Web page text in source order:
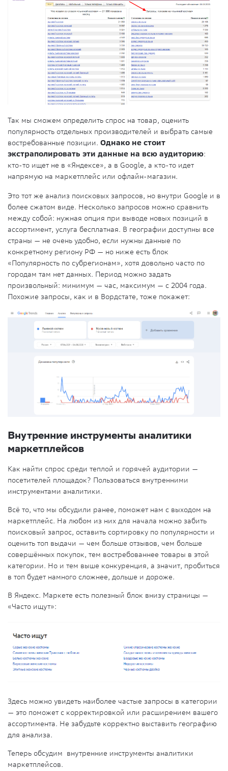
Так мы сможем определить спрос на товар, оценить
популярность отдельных производителей и выбрать самые
востребованные позиции. Однако не стоит
экстраполировать эти данные на всю аудиторию:
кто-то ищет не в «Яндексе», а в Google, а кто-то идет
напрямую на маркетплейс или офлайн-магазин.
Это тот же анализ поисковых запросов, но внутри Google и в
более сжатом виде. Несколько запросов можно сравнить
между собой: нужная опция при выводе новых позиций в
ассортимент, услуга бесплатная. В географии доступны все
страны — не очень удобно, если нужны данные по
конкретному региону РФ — но ниже есть блок
«Популярность по субрегионам», хотя довольно часто по
городам там нет данных. Период можно задать
произвольный: минимум — час, максимум — с 2004 года.
Похожие запросы, как и в Вордстате, тоже покажет:
Внутренние инструменты аналитики
маркетплейсов
Как найти спрос среди теплой и горячей аудитории —
посетителей площадок? Пользоваться внутренними
инструментами аналитики.
Всё то, что мы обсудили ранее, поможет нам с выходом на
маркетплейс. На любом из них для начала можно забить
поисковый запрос, оставить сортировку по популярности и
оценить топ выдачи — чем больше отзывов, чем больше
совершённых покупок, тем востребованнее товары в этой
категории. Но и тем выше конкуренция, а значит, пробиться
в топ будет намного сложнее, дольше и дороже.
В Яндекс. Маркете есть полезный блок внизу страницы —
«Часто ищут»:
Здесь можно увидеть наиболее частые запросы в категории
— это поможет с корректировкой или расширением вашего
ассортимента. Не забудьте корректно выставить географию
для анализа.
Теперь обсудим внутренние инструменты аналитики
маркетплейсов.